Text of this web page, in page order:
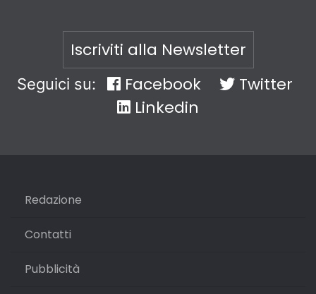
Iscriviti alla Newsletter
Seguici su: Facebook
Twitter
Linkedin
Redazione
Contatti
Pubblicità